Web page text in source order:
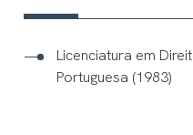
Licenciatura em
Portuguesa (1983)